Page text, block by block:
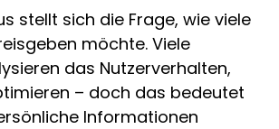
stellt sich die Frage, wie viele
möchte. Viele
das Nutzerverhalten,
– doch das bedeutet
Informationen